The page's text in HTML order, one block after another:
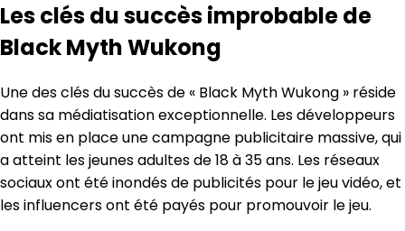
Les clés du succès improbable de
Black Myth Wukong
Une des clés du succès de « Black Myth Wukong » réside
dans sa médiatisation exceptionnelle. Les développeurs
ont mis en place une campagne publicitaire massive, qui
a atteint les jeunes adultes de 18 à 35 ans. Les réseaux
sociaux ont été inondés de publicités pour le jeu vidéo, et
les influencers ont été payés pour promouvoir le jeu.